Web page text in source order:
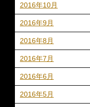
2016年10月
2016年9月
2016年8月
2016年7月
2016年6月
2016年5月